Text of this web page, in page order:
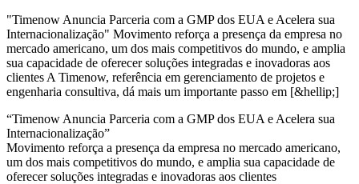
"Timenow Anuncia Parceria com a GMP dos EUA e Acelera sua
Internacionalização" Movimento reforça a presença da empresa no
mercado americano, um dos mais competitivos do mundo, e amplia
sua capacidade de oferecer soluções integradas e inovadoras aos
clientes A Timenow, referência em gerenciamento de projetos e
engenharia consultiva, dá mais um importante passo em [&hellip;]
“Timenow Anuncia Parceria com a GMP dos EUA e Acelera sua
Internacionalização”
Movimento reforça a presença da empresa no mercado americano,
um dos mais competitivos do mundo, e amplia sua capacidade de
oferecer soluções integradas e inovadoras aos clientes